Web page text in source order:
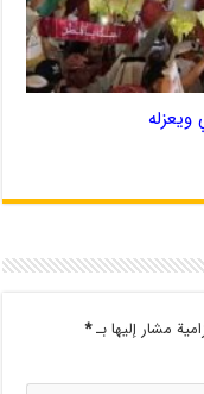
مشار إليها بـ*